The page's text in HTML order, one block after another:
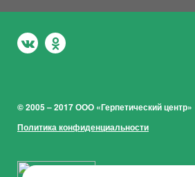
© 2005 – 2017 ООО «Герпетический центр»
Политика конфиденциальности